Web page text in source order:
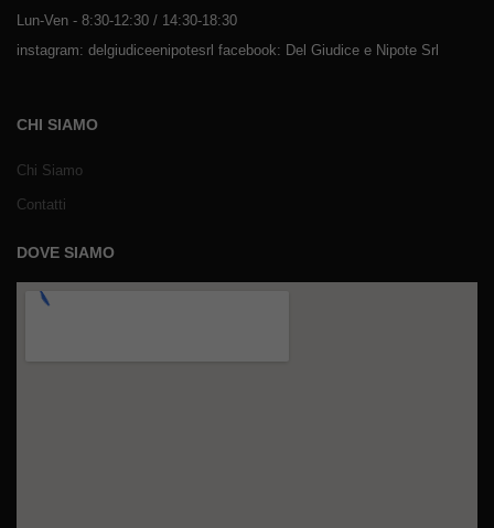
Lun-Ven - 8:30-12:30 / 14:30-18:30
instagram: delgiudiceenipotesrl facebook: Del Giudice e Nipote Srl
CHI SIAMO
Chi Siamo
Contatti
DOVE SIAMO